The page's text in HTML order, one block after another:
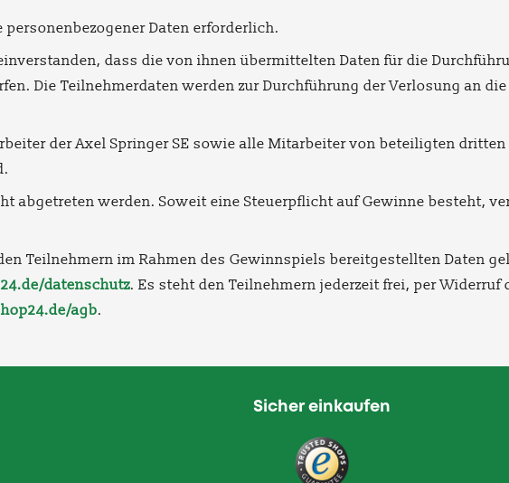
Daten erforderlich.
dass die von ihnen übermittelten Daten für die
Die Teilnehmerdaten werden zur Durchführung der Verlosung an
der Axel Springer SE sowie alle Mitarbeiter von beteiligten
abgetreten werden. Soweit eine Steuerpflicht auf Gewinne besteht,
Teilnehmern im Rahmen des Gewinnspiels bereitgestellten Daten
datenschutz. Es steht den Teilnehmern jederzeit frei, per Widerruf
agb.
Sicher einkaufen